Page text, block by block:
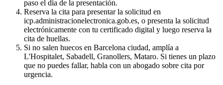
paso el día de la presentación.
Reserva la cita para presentar la solicitud en
icp.administracionelectronica.gob.es, o presenta la solicitud
electrónicamente con tu certificado digital y luego reserva la
cita de huellas.
Si no salen huecos en Barcelona ciudad, amplía a
L'Hospitalet, Sabadell, Granollers, Mataro. Si tienes un plazo
que no puedes fallar, habla con un abogado sobre cita por
urgencia.